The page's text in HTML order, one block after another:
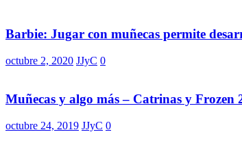
Barbie: Jugar con muñecas permite
octubre 2, 2020 JJyC 0
Muñecas y algo más – Catrinas y Frozen
octubre 24, 2019 JJyC 0